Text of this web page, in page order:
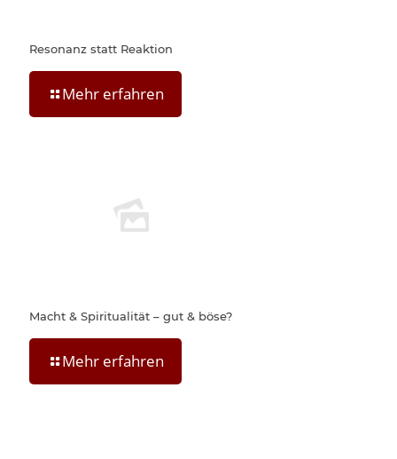
Resonanz statt Reaktion
Mehr erfahren
Macht & Spiritualität – gut & böse?
Mehr erfahren